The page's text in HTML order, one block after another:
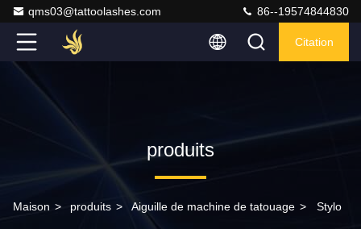
qms03@tattoolashes.com 86--19574844830
Citation
produits
Maison > produits > Aiguille de machine de tatouage > Stylo